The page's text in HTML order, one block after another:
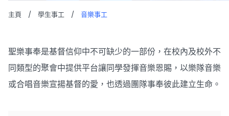
主頁 / 學生事工 / 音樂事工
聖樂事奉是基督信仰中不可缺少的一部份，在校內及校外不
同類型的聚會中提供平台讓同學發揮音樂恩賜，以樂隊音樂
或合唱音樂宣揚基督的愛，也透過團隊事奉彼此建立生命。